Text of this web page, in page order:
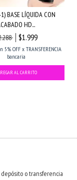
BASE LÍQUIDA CON
HD...
$1.999
5% OFF x TRANSFERENCIA
bancaria
o transferencia